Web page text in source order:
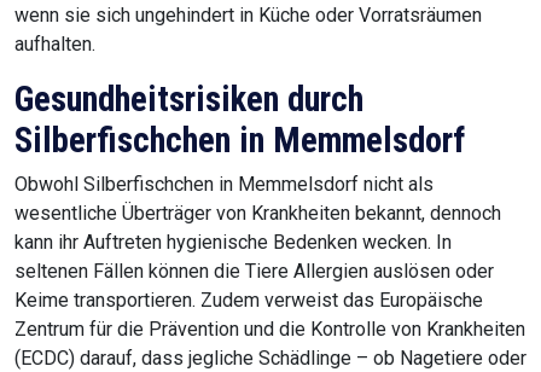
wenn sie sich ungehindert in Küche oder Vorratsräumen
aufhalten.
Gesundheitsrisiken durch
Silberfischchen in Memmelsdorf
Obwohl Silberfischchen in Memmelsdorf nicht als
wesentliche Überträger von Krankheiten bekannt, dennoch
kann ihr Auftreten hygienische Bedenken wecken. In
seltenen Fällen können die Tiere Allergien auslösen oder
Keime transportieren. Zudem verweist das Europäische
Zentrum für die Prävention und die Kontrolle von Krankheiten
(ECDC) darauf, dass jegliche Schädlinge – ob Nagetiere oder